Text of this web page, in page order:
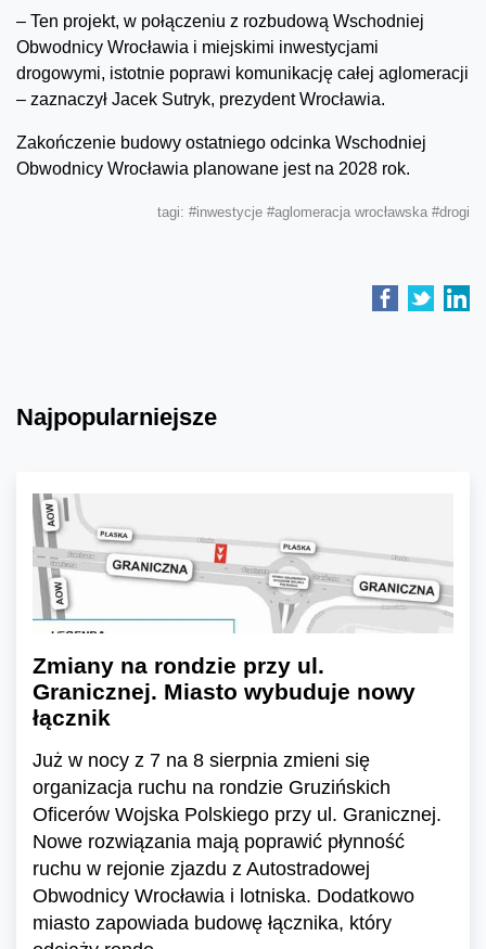
– Ten projekt, w połączeniu z rozbudową Wschodniej
Obwodnicy Wrocławia i miejskimi inwestycjami
drogowymi, istotnie poprawi komunikację całej aglomeracji
– zaznaczył Jacek Sutryk, prezydent Wrocławia.
Zakończenie budowy ostatniego odcinka Wschodniej
Obwodnicy Wrocławia planowane jest na 2028 rok.
tagi: #inwestycje #aglomeracja wrocławska #drogi
Najpopularniejsze
Zmiany na rondzie przy ul.
Granicznej. Miasto wybuduje nowy
łącznik
Już w nocy z 7 na 8 sierpnia zmieni się
organizacja ruchu na rondzie Gruzińskich
Oficerów Wojska Polskiego przy ul. Granicznej.
Nowe rozwiązania mają poprawić płynność
ruchu w rejonie zjazdu z Autostradowej
Obwodnicy Wrocławia i lotniska. Dodatkowo
miasto zapowiada budowę łącznika, który